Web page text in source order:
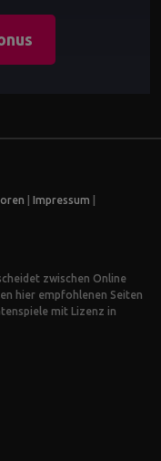
Impressum
zwischen Online
hier empfohlenen Seiten
mit Lizenz in